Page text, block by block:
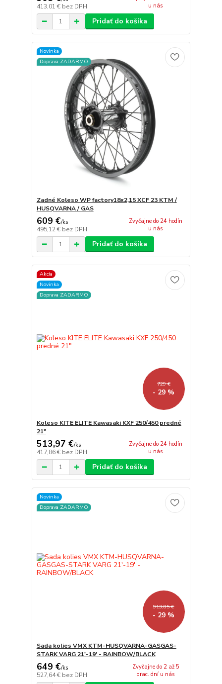
413,01 € bez DPH
u nás
Pridať do košíka
Novinka
Doprava ZADARMO
Zadné Koleso WP factory18x2,15 XCF 23 KTM /
HUSQVARNA / GAS
609 €/ks
495,12 € bez DPH
Zvyčajne do 24 hodín
u nás
Pridať do košíka
Akcia
Novinka
Doprava ZADARMO
729 €
- 29 %
Koleso KITE ELITE Kawasaki KXF 250/450 predné
21"
513,97 €/ks
417,86 € bez DPH
Zvyčajne do 24 hodín
u nás
Pridať do košíka
Novinka
Doprava ZADARMO
913,85 €
- 29 %
Sada kolies VMX KTM-HUSQVARNA-GASGAS-
STARK VARG 21'-19' - RAINBOW/BLACK
649 €/ks
527,64 € bez DPH
Zvyčajne do 2 až 5
prac. dní u nás